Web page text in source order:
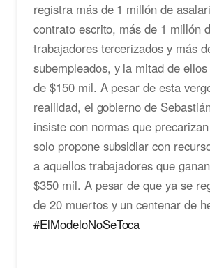
registra más de 1 millón de
contrato escrito, más de 1 millón
trabajadores tercerizados y más
subempleados, y la mitad de
de $150 mil. A pesar de esta
realildad, el gobierno de
insiste con normas que
solo propone subsidiar con
a aquellos trabajadores que
$350 mil. A pesar de que ya se
de 20 muertos y un centenar de
#ElModeloNoSeToca